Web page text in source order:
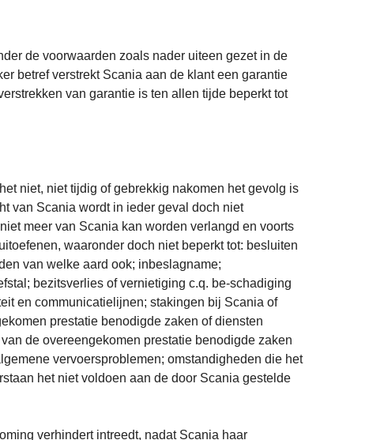
de voorwaarden zoals nader uiteen gezet in de
betref verstrekt Scania aan de klant een garantie
van garantie is ten allen tijde beperkt tot
niet, niet tijdig of gebrekkig nakomen het gevolg is
van Scania wordt in ieder geval doch niet
meer van Scania kan worden verlangd en voorts
waaronder doch niet beperkt tot: besluiten
van welke aard ook; inbeslagname;
bezitsverlies of vernietiging c.q. be-schadiging
en communicatielijnen; stakingen bij Scania of
prestatie benodigde zaken of diensten
de overeengekomen prestatie benodigde zaken
vervoersproblemen; omstandigheden die het
het niet voldoen aan de door Scania gestelde
verhindert intreedt, nadat Scania haar